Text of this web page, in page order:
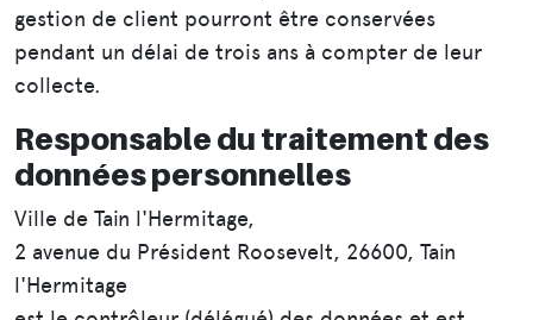
gestion de client pourront être conservées
pendant un délai de trois ans à compter de leur
collecte.
Responsable du traitement des
données personnelles
Ville de Tain l'Hermitage,
2 avenue du Président Roosevelt, 26600, Tain
l'Hermitage